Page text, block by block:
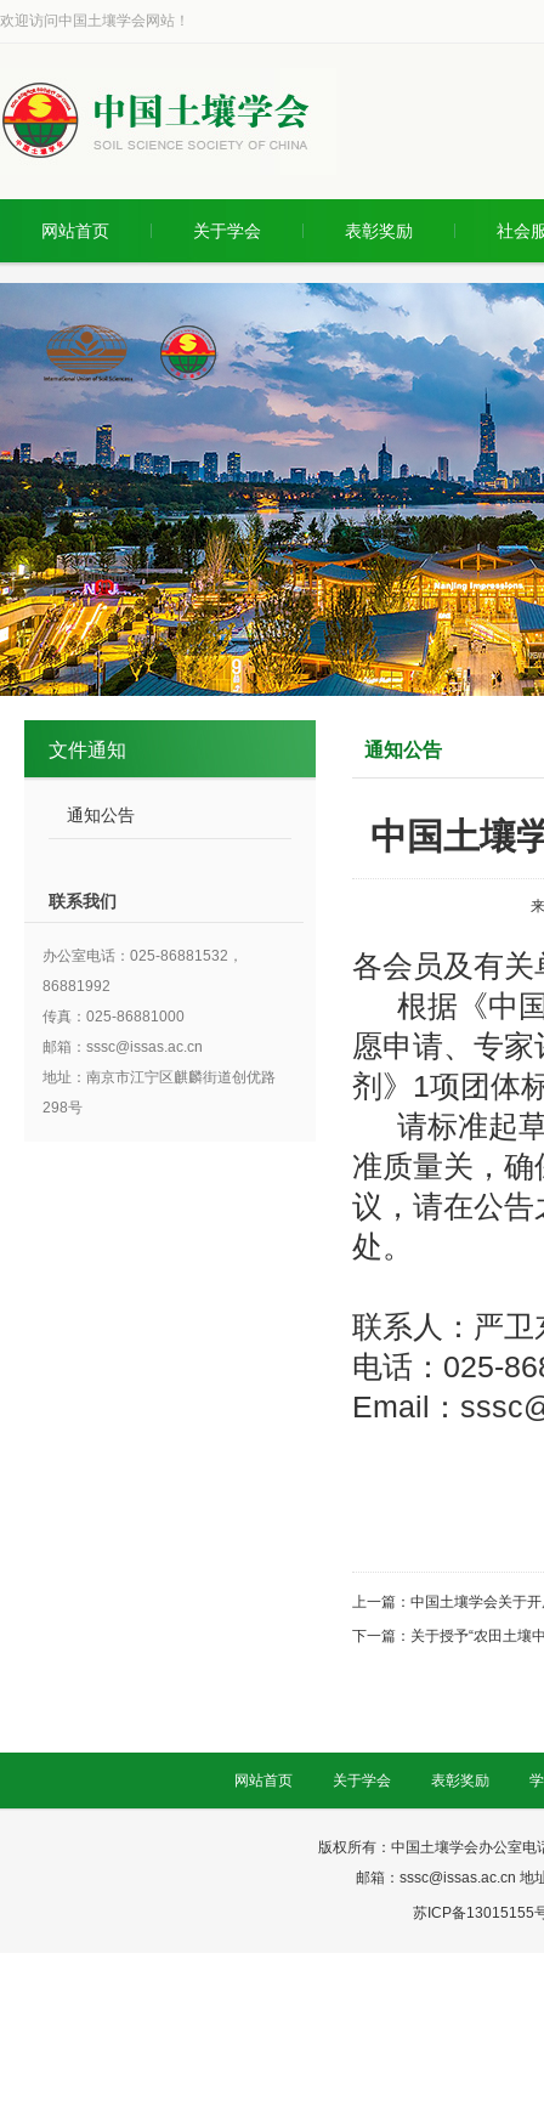
欢迎访问中国土壤学会网站！
网站首页 关于学会 表彰奖励 社会
文件通知
通知公告
联系我们
办公室电话：025-86881532，
86881992
传真：025-86881000
邮箱：sssc@issas.ac.cn
地址：南京市江宁区麒麟街道创优路
298号
通知公告
中国土壤
各会员及有关
根据《中
愿申请、专
剂》 1项团体
请标准起
准质量关，
议，请在公告
处。
联系人：严卫
电话： 025-
Email：
上一篇： 中国土壤学会关于
下一篇： 关于授予“农田土壤
网站首页 关于学会 表彰奖励
版权所有：中国土壤学会办公室
邮箱：sssc@issas.ac.cn 地
苏ICP备13015155